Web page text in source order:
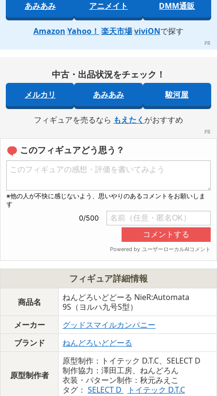
あみあみ アニメイト DMM通販
Amazon Yahoo！ 楽天市場 viviONで探す
中古・出品状況をチェック！
メルカリ あみあみ 駿河屋
フィギュアを売るなら もえたく がおすすめ
このフィギュアどう思う？
フィギュア詳細情報
商品名
ねんどろいどどーる NieR:Automata
9S（ヨルハ九号S型）
メーカー
グッドスマイルカンパニー
ブランド
ねんどろいどどーる
原型制作者
原型制作：トイテック D.T.C、SELECT D
制作協力：澤田工房、ねんどろん
衣装・パターン制作：秋元みえこ
タグ： SELECT D
トイテック D.T.C